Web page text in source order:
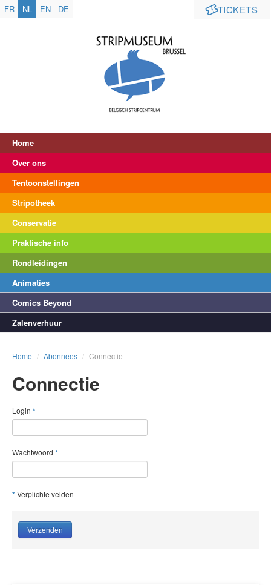
TICKETS
FR NL EN DE
Home
Over ons
Tentoonstellingen
Stripotheek
Conservatie
Praktische info
Rondleidingen
Animaties
Comics Beyond
Zalenverhuur
Home / Abonnees / Connectie
Connectie
Login *
Wachtwoord *
*Verplichte velden